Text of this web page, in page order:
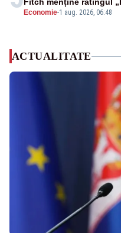
Economie-1 aug. 2026, 06:48
ACTUALITATE